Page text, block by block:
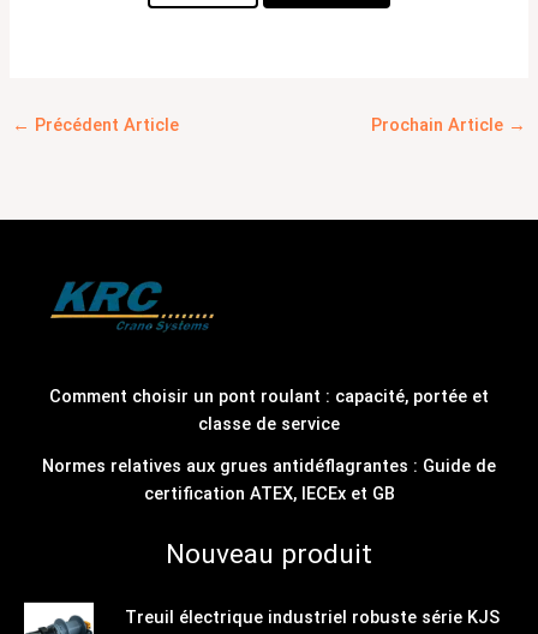
← Précédent Article Prochain Article →
Comment choisir un pont roulant : capacité, portée et
classe de service
Normes relatives aux grues antidéflagrantes : Guide de
certification ATEX, IECEx et GB
Nouveau produit
Treuil électrique industriel robuste série KJS